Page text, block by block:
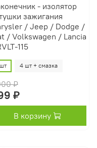
- изолятор
зажигания
/ Jeep / Dodge /
/ Volkswagen / Lancia
115
4 шт + смазка
₽
₽
В корзину